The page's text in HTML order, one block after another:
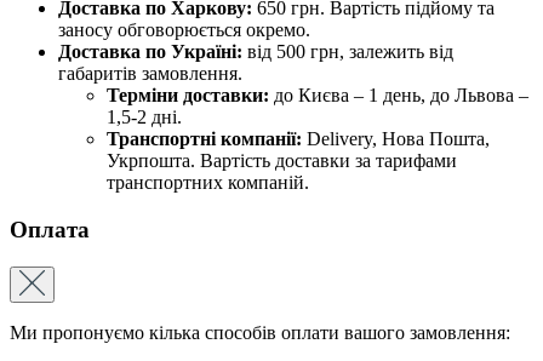
Доставка по Харкову: 650 грн. Вартість підйому та
заносу обговорюється окремо.
Доставка по Україні: від 500 грн, залежить від
габаритів замовлення.
Терміни доставки: до Києва – 1 день, до Львова –
1,5-2 дні.
Транспортні компанії: Delivery, Нова Пошта,
Укрпошта. Вартість доставки за тарифами
транспортних компаній.
Оплата
Ми пропонуємо кілька способів оплати вашого замовлення: